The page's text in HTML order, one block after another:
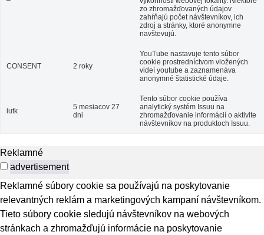
zo zhromažďovaných údajov
zahŕňajú počet návštevníkov, ich
zdroj a stránky, ktoré anonymne
navštevujú.
CONSENT 2 roky
YouTube nastavuje tento súbor
cookie prostredníctvom vložených
videí youtube a zaznamenáva
anonymné štatistické údaje.
iutk
5 mesiacov 27
dni
Tento súbor cookie používa
analytický systém Issuu na
zhromažďovanie informácií o aktivite
návštevníkov na produktoch Issuu.
Reklamné
advertisement
Reklamné súbory cookie sa používajú na poskytovanie
relevantných reklám a marketingových kampaní návštevníkom.
Tieto súbory cookie sledujú návštevníkov na webových
stránkach a zhromažďujú informácie na poskytovanie